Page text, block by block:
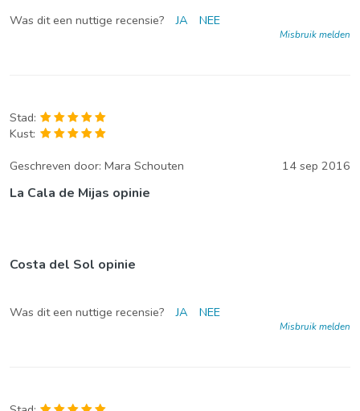
Was dit een nuttige recensie? JA NEE
Misbruik melden
Stad:
Kust:
Geschreven door: Mara Schouten 14 sep 2016
La Cala de Mijas opinie
Costa del Sol opinie
Was dit een nuttige recensie? JA NEE
Misbruik melden